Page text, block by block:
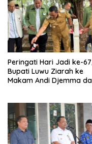
Peringati Hari Jadi ke-
Bupati Luwu Ziarah ke
Makam Andi Djemma